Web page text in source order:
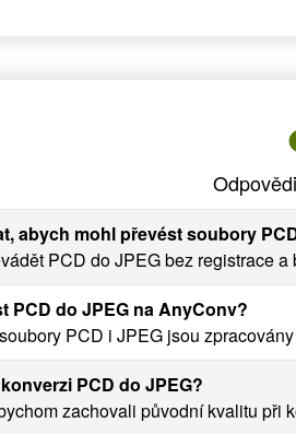
abych mohl převést soubory
PCD do JPEG bez registrace
PCD do JPEG na AnyConv?
PCD i JPEG jsou
PCD do JPEG?
zachovali původní kvalitu při